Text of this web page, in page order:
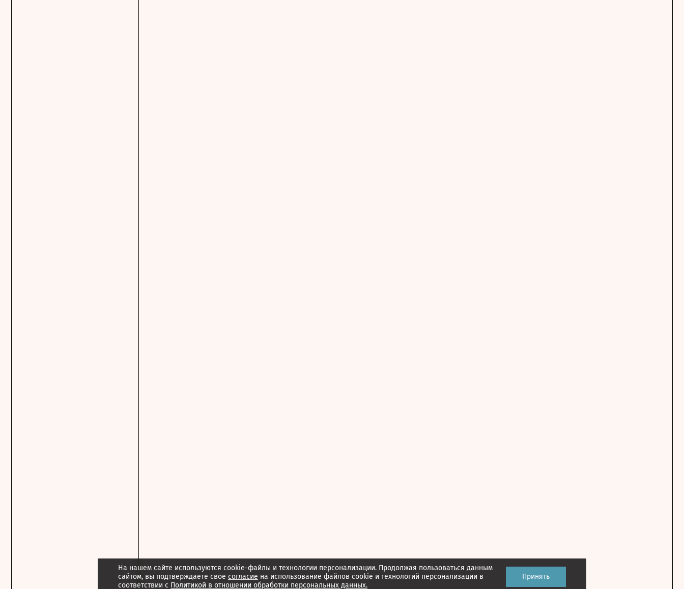
На нашем сайте используются cookie-файлы и технологии персонализации. Продолжая пользоваться данным
сайтом, вы подтверждаете свое согласие на использование файлов cookie и технологий персонализации в
соответствии с Политикой в отношении обработки персональных данных.
Принять